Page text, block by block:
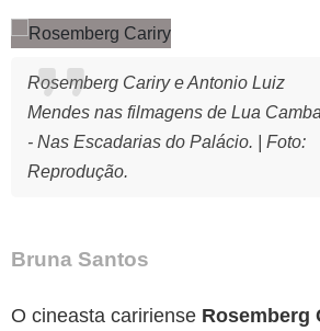
Rosemberg Cariry e Antonio Luiz
Mendes nas filmagens de Lua
- Nas Escadarias do Palácio. | Foto:
Reprodução.
Bruna Santos
O cineasta caririense Rosemberg